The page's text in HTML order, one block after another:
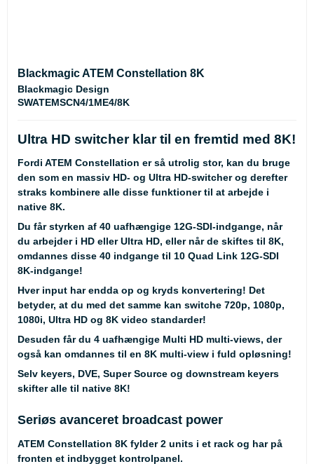
Blackmagic ATEM Constellation 8K
Blackmagic Design
SWATEMSCN4/1ME4/8K
Ultra HD switcher klar til en fremtid med 8K!
Fordi ATEM Constellation er så utrolig stor, kan du bruge
den som en massiv HD- og Ultra HD-switcher og derefter
straks kombinere alle disse funktioner til at arbejde i
native 8K.
Du får styrken af ​​40 uafhængige 12G-SDI-indgange, når
du arbejder i HD eller Ultra HD, eller når de skiftes til 8K,
omdannes disse 40 indgange til 10 Quad Link 12G-SDI
8K-indgange!
Hver input har endda op og kryds konvertering! Det
betyder, at du med det samme kan switche 720p, 1080p,
1080i, Ultra HD og 8K video standarder!
Desuden får du 4 uafhængige Multi HD multi-views, der
også kan omdannes til en 8K multi-view i fuld opløsning!
Selv keyers, DVE, Super Source og downstream keyers
skifter alle til native 8K!
Seriøs avanceret broadcast power
ATEM Constellation 8K fylder 2 units i et rack og har på
fronten et indbygget kontrolpanel.